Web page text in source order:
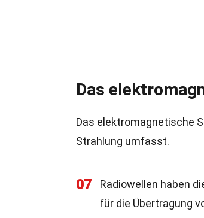
Das
Das elektromagnetische
Strahlung umfasst.
07
Radiowellen haben
für die Übertragung